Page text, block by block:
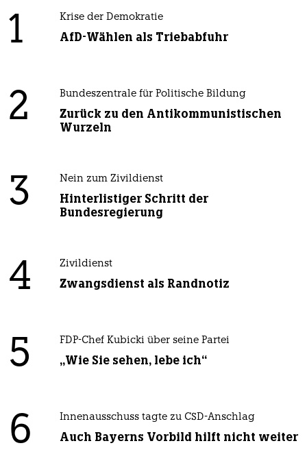
1 Krise der Demokratie
AfD-Wählen als Triebabfuhr
2 Bundeszentrale für Politische Bildung
Zurück zu den Antikommunistischen
Wurzeln
3 Nein zum Zivildienst
Hinterlistiger Schritt der
Bundesregierung
4 Zivildienst
Zwangsdienst als Randnotiz
5 FDP-Chef Kubicki über seine Partei
„Wie Sie sehen, lebe ich“
6 Innenausschuss tagte zu CSD-Anschlag
Auch Bayerns Vorbild hilft nicht weiter